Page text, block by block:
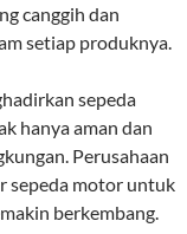
canggih dan
setiap produknya.
sepeda
hanya aman dan
Perusahaan
sepeda motor untuk
berkembang.